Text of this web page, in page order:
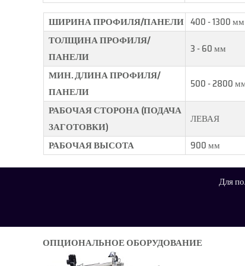
ШИРИНА ПРОФИЛЯ/ПАНЕЛИ 400 - 1300 мм
ТОЛЩИНА ПРОФИЛЯ/
ПАНЕЛИ
3 - 60 мм
МИН. ДЛИНА ПРОФИЛЯ/
ПАНЕЛИ
500 - 2800
РАБОЧАЯ СТОРОНА (ПОДАЧА
ЗАГОТОВКИ)
ЛЕВАЯ
РАБОЧАЯ ВЫСОТА
900 мм
Для
ОПЦИОНАЛЬНОЕ ОБОРУДОВАНИЕ